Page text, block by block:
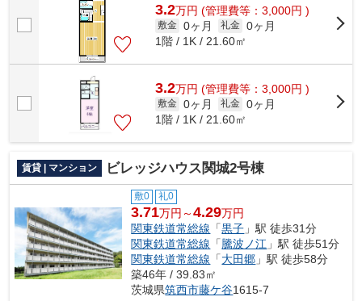
3.2万円 (管理費等：3,000円 )
敷金 0ヶ月 礼金 0ヶ月
1階 / 1K / 21.60㎡
3.2万円 (管理費等：3,000円 )
敷金 0ヶ月 礼金 0ヶ月
1階 / 1K / 21.60㎡
賃貸 | マンション ビレッジハウス関城2号棟
敷0 礼0
3.71万円～4.29万円
関東鉄道常総線 「黒子 」駅 徒歩31分
関東鉄道常総線 「 騰波ノ江 」駅 徒歩51分
関東鉄道常総線 「大田郷 」駅 徒歩58分
築46年 / 39.83㎡
茨城県筑西市藤ケ谷1615-7